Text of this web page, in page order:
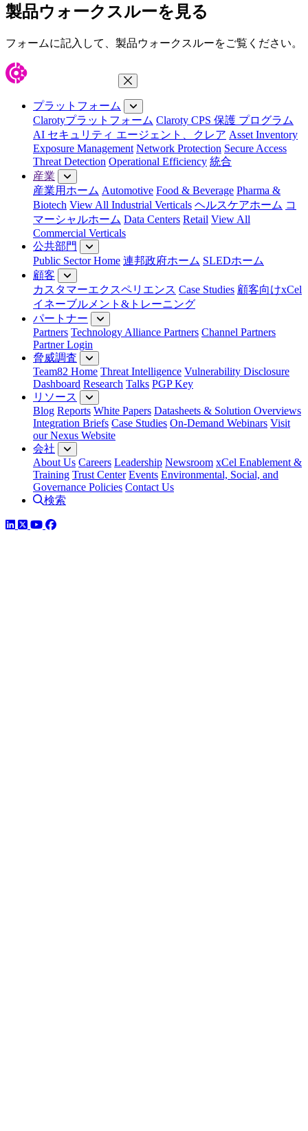
製品ウォークスルーを見る
フォームに記入して、製品ウォークスルーをご覧ください。
メニューを閉じる
プラットフォーム
Clarotyプラットフォーム Claroty CPS 保護 プログラム
AI セキュリティ エージェント、クレア Asset Inventory
Exposure Management Network Protection Secure Access
Threat Detection Operational Efficiency 統合
産業
産業用ホーム Automotive Food & Beverage Pharma &
Biotech View All Industrial Verticals ヘルスケアホーム コ
マーシャルホーム Data Centers Retail View All
Commercial Verticals
公共部門
Public Sector Home 連邦政府ホーム SLEDホーム
顧客
カスタマーエクスペリエンス Case Studies 顧客向けxCel
イネーブルメント&トレーニング
パートナー
Partners Technology Alliance Partners Channel Partners
Partner Login
脅威調査
Team82 Home Threat Intelligence Vulnerability Disclosure
Dashboard Research Talks PGP Key
リソース
Blog Reports White Papers Datasheets & Solution Overviews
Integration Briefs Case Studies On-Demand Webinars Visit
our Nexus Website
会社
About Us Careers Leadership Newsroom xCel Enablement &
Training Trust Center Events Environmental, Social, and
Governance Policies Contact Us
検索
LinkedIn
TwitterYouTube
Facebook